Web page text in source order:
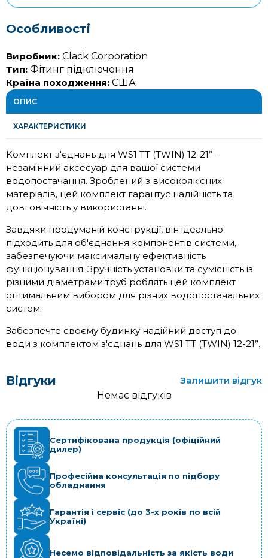
Особливості
Виробник: Clack Corporation
Тип: Фітинг підключення
Країна походження: США
ОПИС
ХАРАКТЕРИСТИКИ
Комплект з'єднань для WS1 TT (TWIN) 12-21” -
незамінний аксесуар для вашої системи
водопостачання. Зроблений з високоякісних
матеріалів, цей комплект гарантує надійність та
довговічність у використанні.
Завдяки продуманій конструкції, він ідеально
підходить для об'єднання компонентів системи,
забезпечуючи максимальну ефективність
функціонування. Зручність установки та сумісність із
різними діаметрами труб роблять цей комплект
оптимальним вибором для різних водопостачальних
систем.
Забезпечте своєму будинку надійний доступ до
води з комплектом з'єднань для WS1 TT (TWIN) 12-21”.
Відгуки
Залишити відгук
Немає відгуків
Сертифікована продукція (офіційний
дилер)
Професійна консультація по підбору
обладнання
Гарантія і сервіс (до 3-х років по всій
Україні)
Несемо відповідальність за якість води